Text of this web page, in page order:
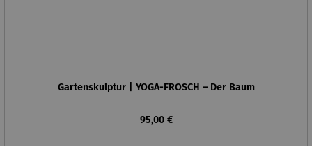
Gartenskulptur | YOGA-FROSCH – Der Baum
Regulärer Preis:
95,00 €